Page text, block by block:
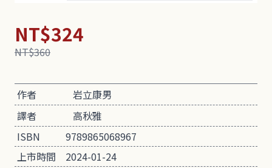
NT$324
NT$360
作者
岩立康男
譯者
高秋雅
ISBN
9789865068967
上市時間
2024-01-24